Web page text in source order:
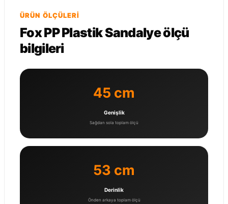
ÜRÜN ÖLÇÜLERI
Fox PP Plastik Sandalye ölçü
bilgileri
45 cm
Genişlik
Sağdan sola toplam ölçü
53 cm
Derinlik
Önden arkaya toplam ölçü